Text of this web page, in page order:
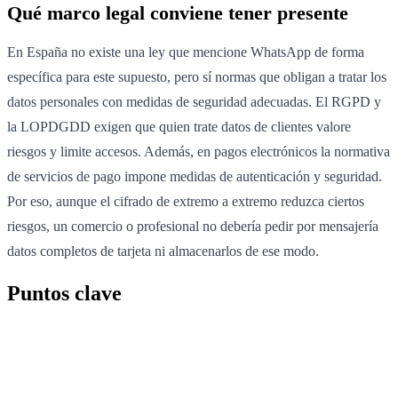
Qué marco legal conviene tener presente
En España no existe una ley que mencione WhatsApp de forma
específica para este supuesto, pero sí normas que obligan a tratar los
datos personales con medidas de seguridad adecuadas. El RGPD y
la LOPDGDD exigen que quien trate datos de clientes valore
riesgos y limite accesos. Además, en pagos electrónicos la normativa
de servicios de pago impone medidas de autenticación y seguridad.
Por eso, aunque el cifrado de extremo a extremo reduzca ciertos
riesgos, un comercio o profesional no debería pedir por mensajería
datos completos de tarjeta ni almacenarlos de ese modo.
Puntos clave